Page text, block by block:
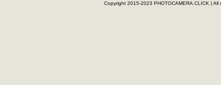
Copyright 2015-2023 PHOTOCAMERA.CLICK |